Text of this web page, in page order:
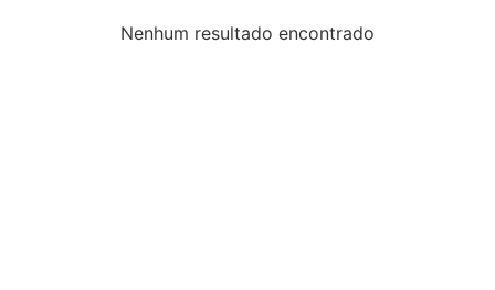
Nenhum resultado encontrado